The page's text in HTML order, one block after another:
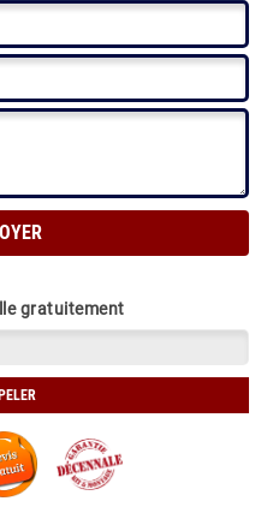
gratuitement